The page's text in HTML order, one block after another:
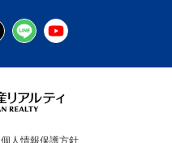
個人情報保護方針